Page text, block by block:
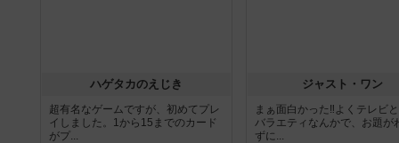
ハゲタカのえじき
超有名なゲームですが、初めてプレ
イしました。1から15までのカード
がプ...
ジャスト・ワン
まぁ面白かった‼️よくテレビ
バラエティなんかで、お題が
ずに...